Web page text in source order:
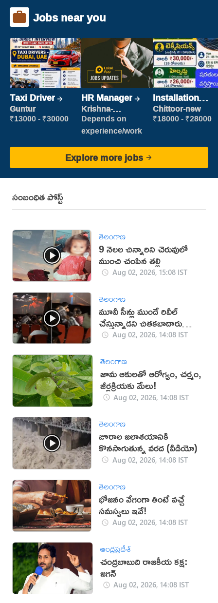
Jobs near you
Taxi Driver
Guntur
₹13000 - ₹30000
HR Manager
Krishna-
vijayawada
Depends on
experience/work
Installation
Engineer/
Helper
Chittoor-new
₹18000 - ₹28000
Explore more jobs
సంబంధిత పోస్ట్
తెలంగాణ
9 నెలల చిన్నారిని చెరువులో
ముంచి చంపిన తల్లి
Aug 02, 2026, 15:08 IST
తెలంగాణ
మూవీ సీన్లు ముందే రివీల్
చేస్తున్నాడని చితకబాదారు
(వీడియో)
Aug 02, 2026, 14:08 IST
తెలంగాణ
జామ ఆకులతో ఆరోగ్యం, చర్మం,
జీర్ణక్రియకు మేలు!
Aug 02, 2026, 14:08 IST
తెలంగాణ
జూరాల జలాశయానికి
కొనసాగుతున్న వరద (వీడియో)
Aug 02, 2026, 14:08 IST
తెలంగాణ
భోజనం వేగంగా తింటే వచ్చే
సమస్యలు ఇవే!
Aug 02, 2026, 14:08 IST
ఆంధ్రప్రదేశ్
చంద్రబాబుది రాజకీయ కక్ష:
జగన్
Aug 02, 2026, 14:08 IST